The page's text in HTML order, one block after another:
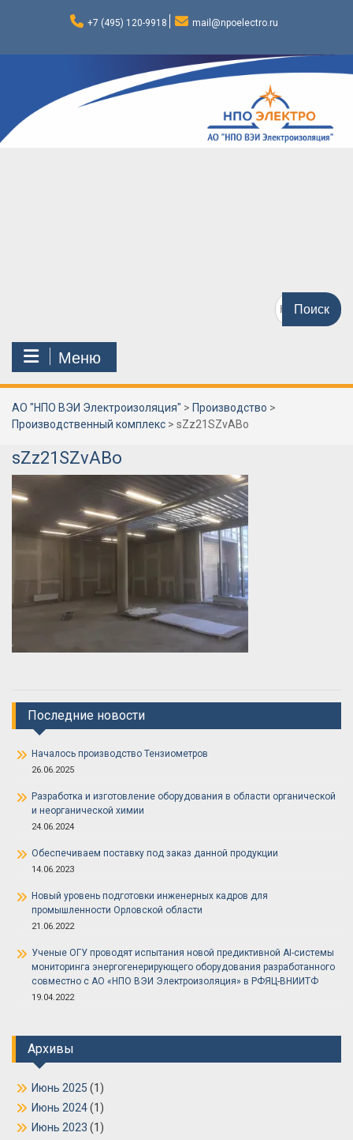
+7 (495) 120-9918 mail@npoelectro.ru
Поиск
по:
Меню
АО "НПО ВЭИ Электроизоляция" > Производство >
Производственный комплекс > sZz21SZvABo
sZz21SZvABo
Последние новости
Началось производство Тензиометров
26.06.2025
Разработка и изготовление оборудования в области органической
и неорганической химии
24.06.2024
Обеспечиваем поставку под заказ данной продукции
14.06.2023
Новый уровень подготовки инженерных кадров для
промышленности Орловской области
21.06.2022
Ученые ОГУ проводят испытания новой предиктивной AI-системы
мониторинга энергогенерирующего оборудования разработанного
совместно с АО «НПО ВЭИ Электроизоляция» в РФЯЦ-ВНИИТФ
19.04.2022
Архивы
Июнь 2025 (1)
Июнь 2024(1)
Июнь 2023 (1)